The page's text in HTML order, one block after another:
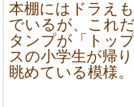
本棚にはドラえ
でいるが、これ
タンプが「トッ
スの小学生が帰
眺めている模様。